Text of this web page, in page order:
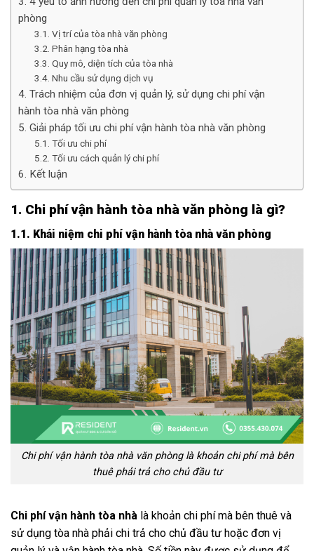
phòng
3.1. Vị trí của tòa nhà văn phòng
3.2. Phân hạng tòa nhà
3.3. Quy mô, diện tích của tòa nhà
3.4. Nhu cầu sử dụng dịch vụ
4. Trách nhiệm của đơn vị quản lý, sử dụng chi phí vận
hành tòa nhà văn phòng
5. Giải pháp tối ưu chi phí vận hành tòa nhà văn phòng
5.1. Tối ưu chi phí
5.2. Tối ưu cách quản lý chi phí
6. Kết luận
1. Chi phí vận hành tòa nhà văn phòng là gì?
1.1. Khái niệm chi phí vận hành tòa nhà văn phòng
Chi phí vận hành tòa nhà văn phòng là khoản chi phí mà bên
thuê phải trả cho chủ đầu tư
Chi phí vận hành tòa nhà là khoản chi phí mà bên thuê và
sử dụng tòa nhà phải chi trả cho chủ đầu tư hoặc đơn vị